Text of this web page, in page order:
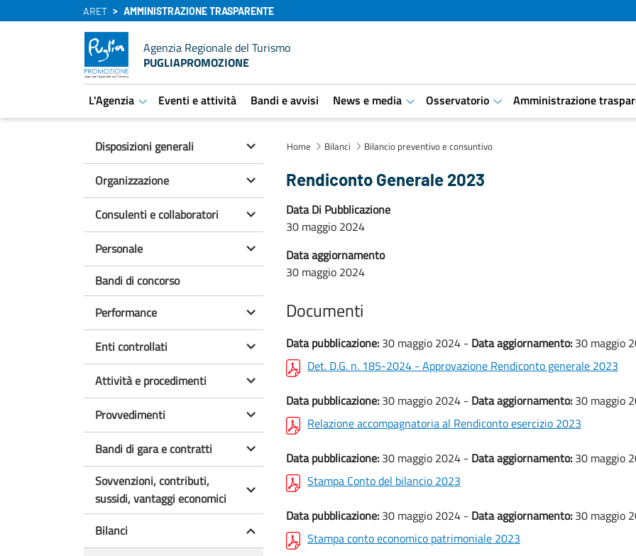
ARET AMMINISTRAZIONE TRASPARENTE
Agenzia Regionale del Turismo
PUGLIAPROMOZIONE
L'Agenzia
aret.open.submenu
Eventi e attività Bandi e avvisi News e media
aret.open.submenu
Osservatorio
aret.open.submenu
Amministrazione
Disposizioni generali
Organizzazione
Consulenti e collaboratori
Personale
Bandi di concorso
Performance
Enti controllati
Attività e procedimenti
Provvedimenti
Bandi di gara e contratti
Sovvenzioni, contributi,
sussidi, vantaggi economici
Bilanci
Home Bilanci Bilancio preventivo e consuntivo
Rendiconto Generale 2023
Data Di Pubblicazione
30 maggio 2024
Data aggiornamento
30 maggio 2024
Documenti
Data pubblicazione: 30 maggio 2024 - Data aggiornamento: 30 maggio
Det. D.G. n. 185-2024 - Approvazione Rendiconto generale 2023
Data pubblicazione: 30 maggio 2024 - Data aggiornamento: 30 maggio
Relazione accompagnatoria al Rendiconto esercizio 2023
Data pubblicazione: 30 maggio 2024 - Data aggiornamento: 30 maggio
Stampa Conto del bilancio 2023
Data pubblicazione: 30 maggio 2024 - Data aggiornamento: 30 maggio
Stampa conto economico patrimoniale 2023